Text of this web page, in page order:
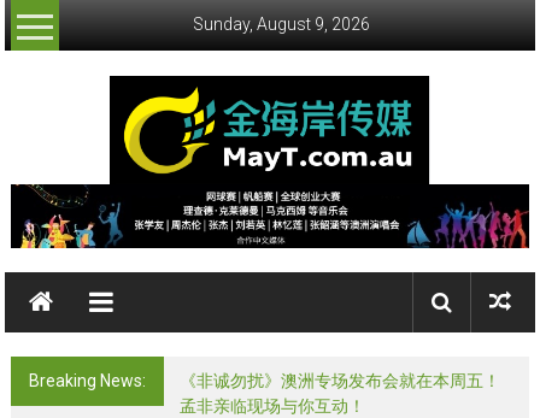
Skip
to
Sunday, August 9, 2026
金
海
岸
传
媒Breaking News:
《非诚勿扰》澳洲专场发布会就在本周五！
孟非亲临现场与你互动！